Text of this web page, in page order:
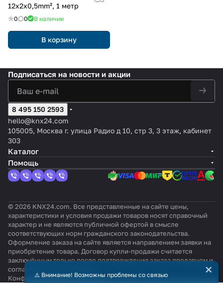
12x2x0,5mm², 1 метр
0 0 В наличии
В корзину
Подписаться на новости и акции
8 495 150 2593
hello@knx24.com
105005, Москва г. улица Радио д 10, стр 3, 3 этаж, кабинет
303
Каталог
Помощь
© 2026 KNX24.com. Все представленные на сайте цены,
характеристики и условия продажи товаров носят справочный
характер и не являются публичной офертой в смысле
соответствующих норм гражданского законодательства.
Оформление заказа на сайте является направлением заявки на
приобретение товара. Договор купли-продажи считается
заключённым только после подтверждения заказа продавцом и
согласования всех условий.
КонфиденциальностьОферта
⚠️ Внимание! Возможны проблемы со связью ×